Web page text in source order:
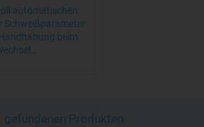
automatischen
Schweißparameter
beim
gefundenen Produkten